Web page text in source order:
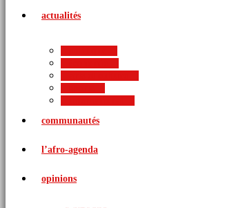
actualités
communautés
l’afro-agenda
opinions